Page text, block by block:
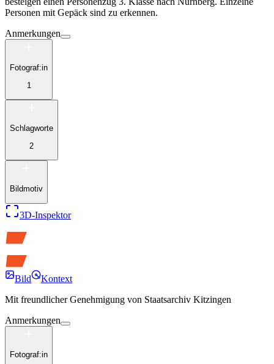
Personen mit Gepäck sind zu erkennen.
Anmerkungen
Fotograf:in
1
Schlagworte
2
Bildmotiv
3D-Inspektor
Bild
Kontext
Mit freundlicher Genehmigung von Staatsarchiv Kitzingen
Anmerkungen
Fotograf:in